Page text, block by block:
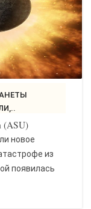
(ASU)
новое
из
появилась